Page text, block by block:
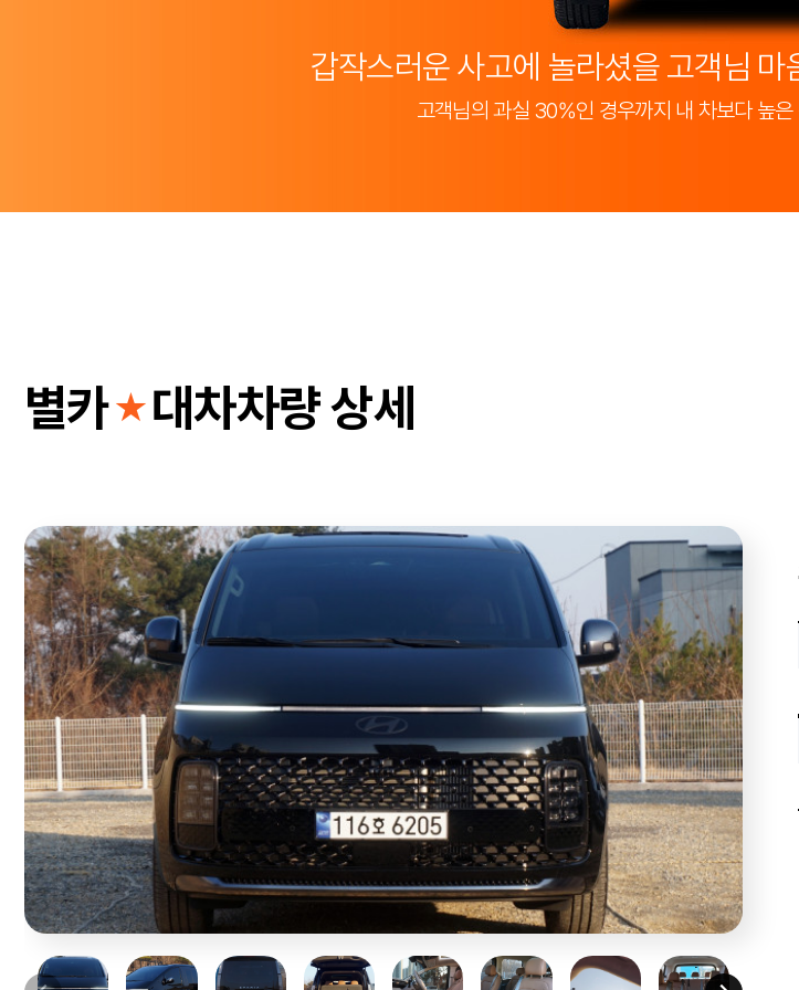
갑작스러운 사고에 놀라셨을 고객님
고객님의 과실 30%인 경우까지 내 차보다 높
별카★대차차량 상세